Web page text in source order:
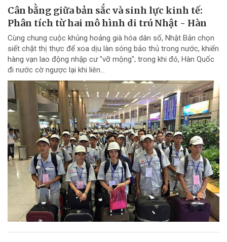
Cân bằng giữa bản sắc và sinh lực kinh tế:
Phân tích từ hai mô hình di trú Nhật - Hàn
Cùng chung cuộc khủng hoảng già hóa dân số, Nhật Bản chọn
siết chặt thị thực để xoa dịu làn sóng bảo thủ trong nước, khiến
hàng vạn lao động nhập cư "vỡ mộng"; trong khi đó, Hàn Quốc
đi nước cờ ngược lại khi liên...